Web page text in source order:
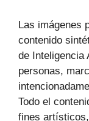
Las imágenes
contenido
de Inteligencia
personas,
Todo el
fines